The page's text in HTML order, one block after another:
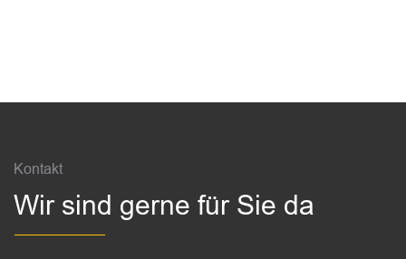
Kontakt
Wir sind gerne für Sie da